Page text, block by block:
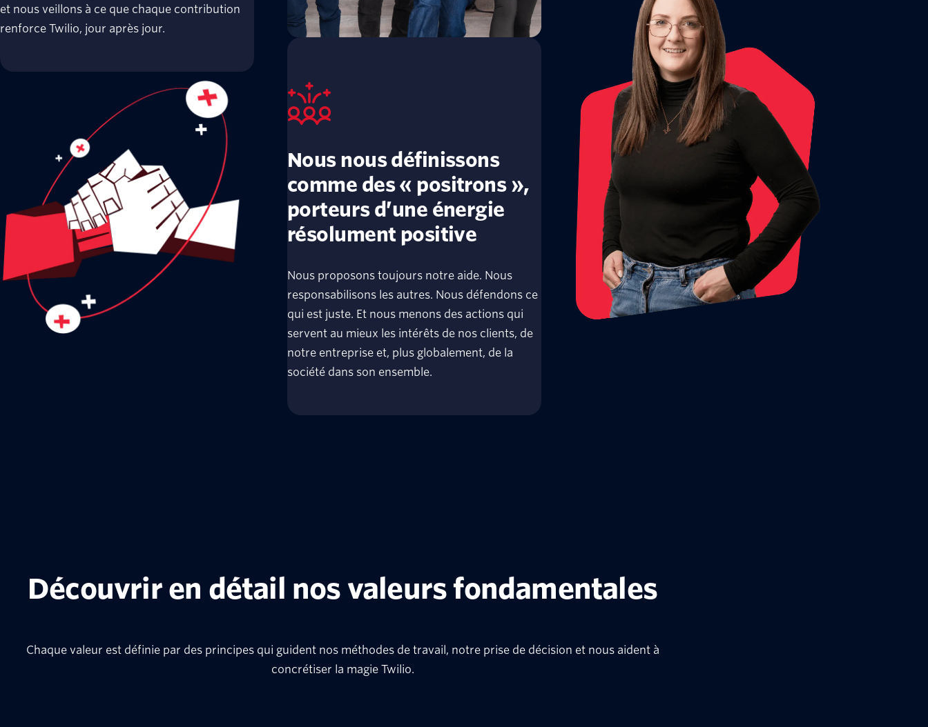
et nous veillons à ce que chaque contribution
renforce Twilio, jour après jour.
Nous nous définissons
comme des « positrons »,
porteurs d’une énergie
résolument positive
Nous proposons toujours notre aide. Nous
responsabilisons les autres. Nous défendons ce
qui est juste. Et nous menons des actions qui
servent au mieux les intérêts de nos clients, de
notre entreprise et, plus globalement, de la
société dans son ensemble.
Découvrir en détail nos valeurs fondamentales
Chaque valeur est définie par des principes qui guident nos méthodes de travail, notre prise de décision et nous aident à
concrétiser la magie Twilio.